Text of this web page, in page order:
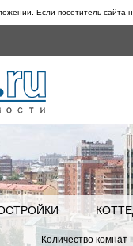
Если посетитель сайта
Количество комнат